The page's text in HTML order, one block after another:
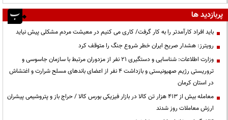
پربازدید ها
باید افراد کارآمدتر را به کار گرفت/ کاری می کنیم در معیشت مردم مشکلی پیش نیاید
رویترز: هشدار صریح ایران خطر شروع جنگ را متوقف کرد
وزارت اطلاعات: شناسایی و دستگیری ۲۱ نفر از مزدوران مرتبط با سازمان جاسوسی و
تروریستی رژیم صهیونیستی و بازداشت ۴ نفر از اعضای باندهای مسلح شرارت و اغتشاش
در استان کرمان
معامله بیش از ۴۱۳ هزار تن کالا در بازار فیزیکی بورس کالا / حراج باز و پتروشیمی پیشران
ارزش معاملات روز شدند